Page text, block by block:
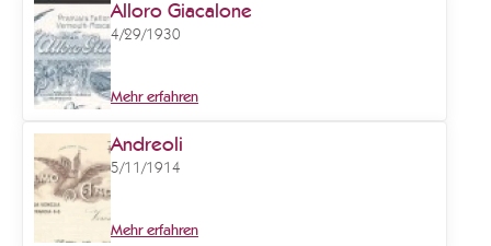
Alloro Giacalone
4/29/1930
Mehr erfahren
Andreoli
5/11/1914
Mehr erfahren